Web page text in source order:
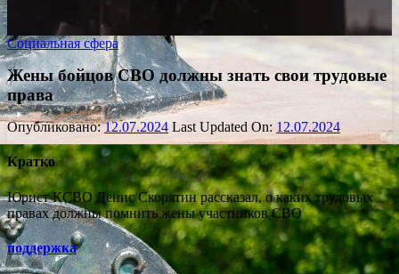
Социальная сфера
Жены бойцов СВО должны знать свои трудовые
права
Опубликовано:12.07.2024 Last Updated On: 12.07.2024
Кратко
Юрист КСВО Денис Скорятин рассказал, о каких трудовых
правах должны помнить жены участников СВО
поддержка